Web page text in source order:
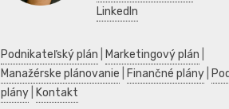
LinkedIn
Podnikateľský plán Marketingový plán
Manažérske plánovanie
Finančné plány
plány
Kontakt